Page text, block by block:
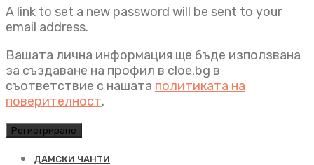
A link to set a new password will be sent to your
email address.
Вашата лична информация ще бъде използвана
за създаване на профил в cloe.bg в
съответствие с нашата политиката на
поверителност.
Регистриране
ДАМСКИ ЧАНТИ